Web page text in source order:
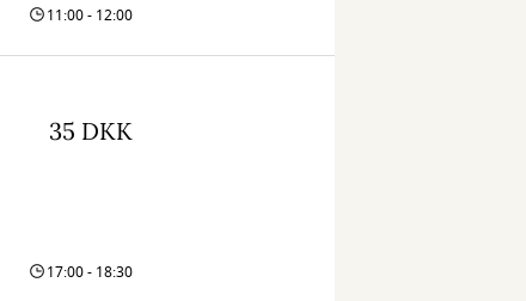
11:00 - 12:00
35 DKK
17:00 - 18:30